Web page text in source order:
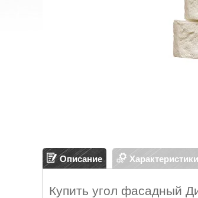
Описание Характеристики
Купить угол фасадный